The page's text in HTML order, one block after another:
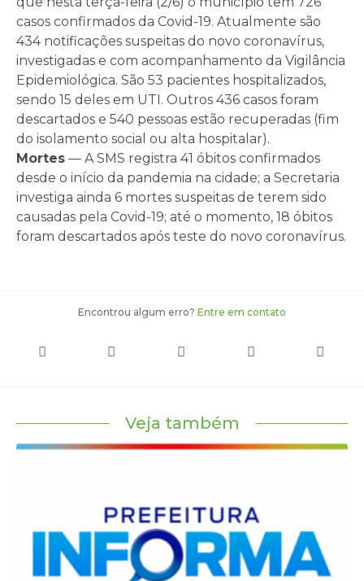
casos confirmados da Covid-19. Atualmente são
434 notificações suspeitas do novo coronavírus,
investigadas e com acompanhamento da Vigilância
Epidemiológica. São 53 pacientes hospitalizados,
sendo 15 deles em UTI. Outros 436 casos foram
descartados e 540 pessoas estão recuperadas (fim
do isolamento social ou alta hospitalar).
Mortes — A SMS registra 41 óbitos confirmados
desde o início da pandemia na cidade; a Secretaria
investiga ainda 6 mortes suspeitas de terem sido
causadas pela Covid-19; até o momento, 18 óbitos
foram descartados após teste do novo coronavírus.
Encontrou algum erro? Entre em contato
Veja também